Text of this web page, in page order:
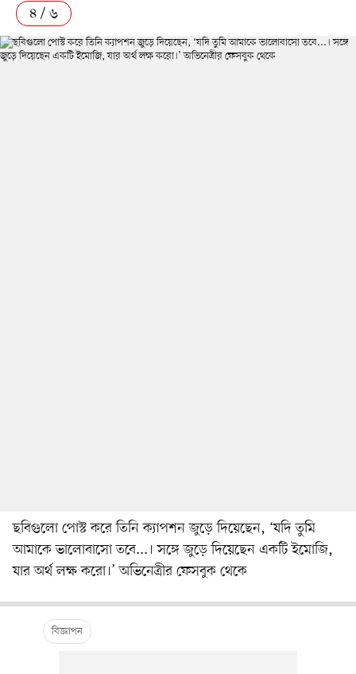
৪ / ৬
ছবিগুলো পোস্ট করে তিনি ক্যাপশন জুড়ে দিয়েছেন, ‘যদি তুমি
আমাকে ভালোবাসো তবে...। সঙ্গে জুড়ে দিয়েছেন একটি ইমোজি,
যার অর্থ লক্ষ করো।’ অভিনেত্রীর ফেসবুক থেকে